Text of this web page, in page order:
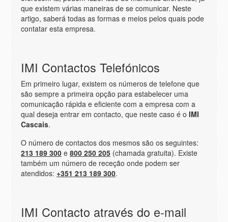
que existem várias maneiras de se comunicar. Neste
artigo, saberá todas as formas e meios pelos quais pode
contatar esta empresa.
IMI Contactos Telefónicos
Em primeiro lugar, existem os números de telefone que
são sempre a primeira opção para estabelecer uma
comunicação rápida e eficiente com a empresa com a
qual deseja entrar em contacto, que neste caso é o IMI
Cascais.
O número de contactos dos mesmos são os seguintes:
213 189 300 e 800 250 205 (chamada gratuita). Existe
também um número de receção onde podem ser
atendidos: +351 213 189 300.
IMI Contacto através do e-mail